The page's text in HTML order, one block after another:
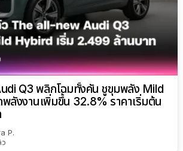
Q3 พลิกโฉมทั้งคัน ชูขุมพลัง Mild
ลังงานเพิ่มขึ้น 32.8% ราคาเริ่มต้น
P.